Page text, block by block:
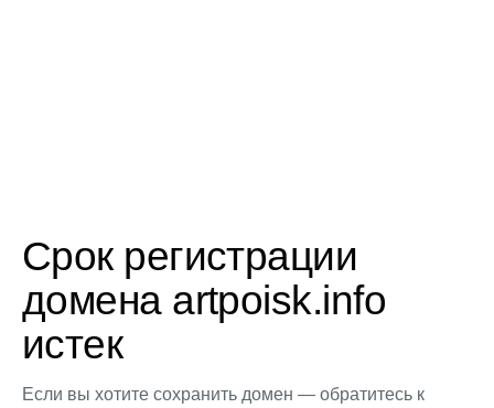
Срок регистрации
домена artpoisk.info
истек
Если вы хотите сохранить домен — обратитесь к